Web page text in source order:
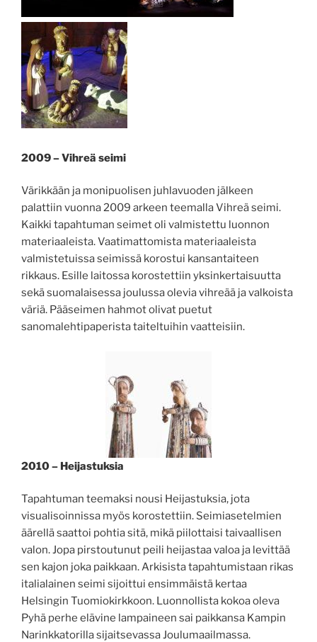
2009 – Vihreä seimi
Värikkään ja monipuolisen juhlavuoden jälkeen
palattiin vuonna 2009 arkeen teemalla Vihreä seimi.
Kaikki tapahtuman seimet oli valmistettu luonnon
materiaaleista. Vaatimattomista materiaaleista
valmistetuissa seimissä korostui kansantaiteen
rikkaus. Esille laitossa korostettiin yksinkertaisuutta
sekä suomalaisessa joulussa olevia vihreää ja valkoista
väriä. Pääseimen hahmot olivat puetut
sanomalehtipaperista taiteltuihin vaatteisiin.
2010 – Heijastuksia
Tapahtuman teemaksi nousi Heijastuksia, jota
visualisoinnissa myös korostettiin. Seimiasetelmien
äärellä saattoi pohtia sitä, mikä piilottaisi taivaallisen
valon. Jopa pirstoutunut peili heijastaa valoa ja levittää
sen kajon joka paikkaan. Arkisista tapahtumistaan rikas
italialainen seimi sijoittui ensimmäistä kertaa
Helsingin Tuomiokirkkoon. Luonnollista kokoa oleva
Pyhä perhe elävine lampaineen sai paikkansa Kampin
Narinkkatorilla sijaitsevassa Joulumaailmassa.